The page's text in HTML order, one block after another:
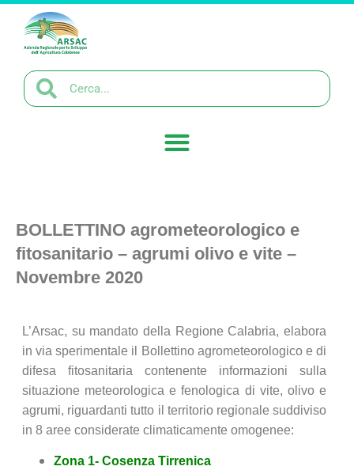
BOLLETTINO agrometeorologico e
fitosanitario – agrumi olivo e vite –
Novembre 2020
L’Arsac, su mandato della Regione Calabria, elabora
in via sperimentale il Bollettino agrometeorologico e di
difesa fitosanitaria contenente informazioni sulla
situazione meteorologica e fenologica di vite, olivo e
agrumi, riguardanti tutto il territorio regionale suddiviso
in 8 aree considerate climaticamente omogenee:
Zona 1- Cosenza Tirrenica